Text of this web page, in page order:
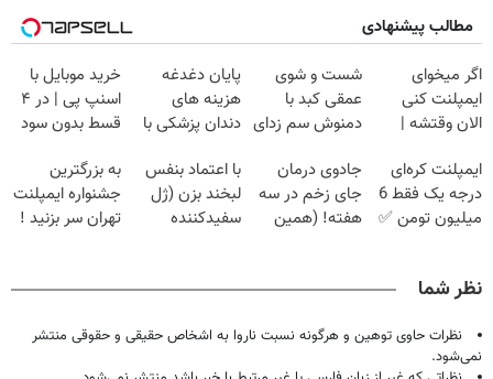
مطالب پیشنهادی
اگر میخوای
ایمپلنت کنی
الان وقتشه |
میلیون تومان!!!
شست و شوی
عمقی کبد با
دمنوش سم زدای
پایان دغدغه
هزینه های
دندان پزشکی با
خانگی
خرید موبایل با
اسنپ پی | در ۴
قسط بدون سود
ایمپلنت کره‌ای
درجه یک فقط 6
میلیون تومن ✅
جادوی درمان
جای زخم در سه
هفته! (همین
با اعتماد بنفس
لبخند بزن (ژل
سفیدکننده
به بزرگترین
جشنواره ایمپلنت
تهران سر بزنید !
نظر شما
نظرات حاوی توهین و هرگونه نسبت ناروا به اشخاص حقیقی و حقوقی منتشر
نمی‌شود.